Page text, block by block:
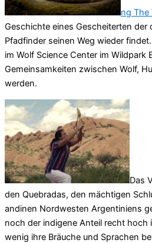
ng The
Geschichte eines Gescheiterten der
Pfadfinder seinen Weg wieder
im Wolf Science Center im Wildpark
Gemeinsamkeiten zwischen Wolf,
werden.
Das
den Quebradas, den mächtigen
andinen Nordwesten Argentiniens
noch der indigene Anteil recht hoch
wenig ihre Bräuche und Sprachen